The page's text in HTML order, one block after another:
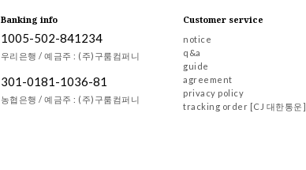
Banking info
1005-502-841234
우리은행 / 예금주 : (주)구룸컴퍼니
301-0181-1036-81
농협은행 / 예금주 : (주)구룸컴퍼니
Customer service
notice
q&a
guide
agreement
privacy policy
tracking order [CJ 대한통운]